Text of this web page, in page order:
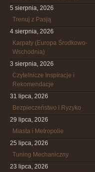
5 sierpnia, 2026
Trenuj z Pasją
4 sierpnia, 2026
Karpaty (Europa Środkowo-
Wschodnia)
3 sierpnia, 2026
Czytelnicze Inspiracje i
Rekomendacje
31 lipca, 2026
Bezpieczeństwo i Ryzyko
29 lipca, 2026
Miasta i Metropolie
25 lipca, 2026
Tuning Mechaniczny
23 lipca, 2026